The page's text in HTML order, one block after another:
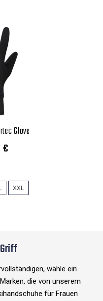
Glove
XXL
wähle ein
die von unserem
für Frauen